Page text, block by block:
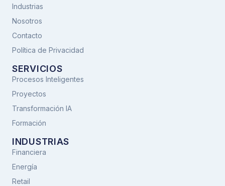
Industrias
Nosotros
Contacto
Política de Privacidad
SERVICIOS
Procesos Inteligentes
Proyectos
Transformación IA
Formación
INDUSTRIAS
Financiera
Energía
Retail